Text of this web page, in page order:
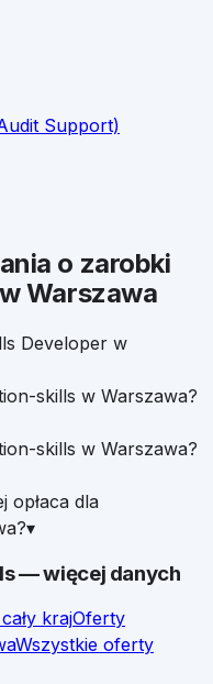
Support)
o zarobki
Warszawa
Developer w
skills w Warszawa?
skills w Warszawa?
opłaca dla
▾
— więcej danych
krajOferty
Wszystkie oferty